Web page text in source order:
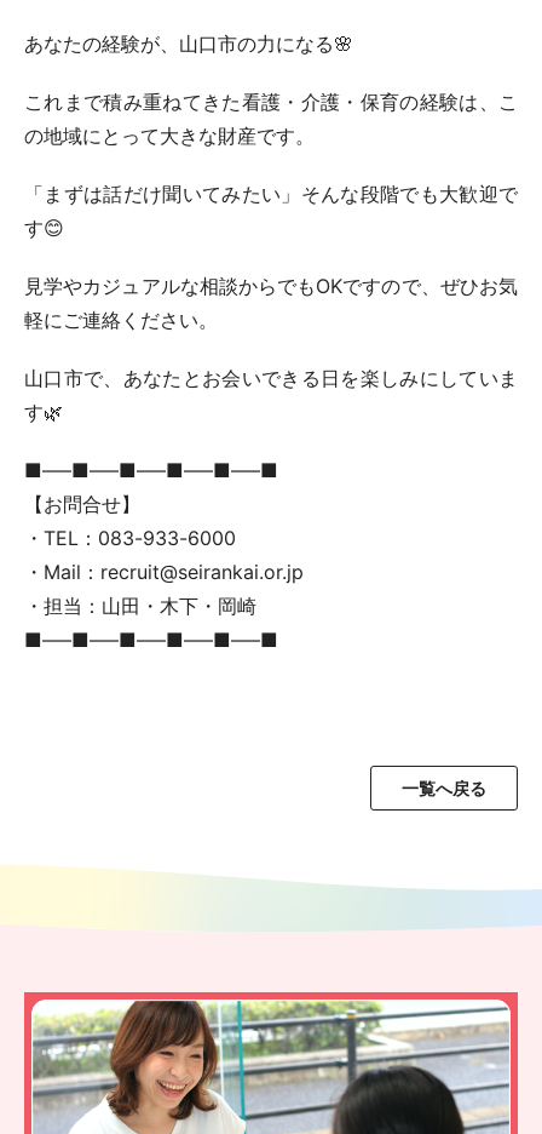
あなたの経験が、山口市の力になる🌸
これまで積み重ねてきた看護・介護・保育の経験は、こ
の地域にとって大きな財産です。
「まずは話だけ聞いてみたい」そんな段階でも大歓迎で
す😊
見学やカジュアルな相談からでもOKですので、ぜひお気
軽にご連絡ください。
山口市で、あなたとお会いできる日を楽しみにしていま
す🌿
■—–■—–■—–■—–■—–■
【お問合せ】
・TEL：083-933-6000
・Mail：recruit@seirankai.or.jp
・担当：山田・木下・岡崎
■—–■—–■—–■—–■—–■
一覧へ戻る